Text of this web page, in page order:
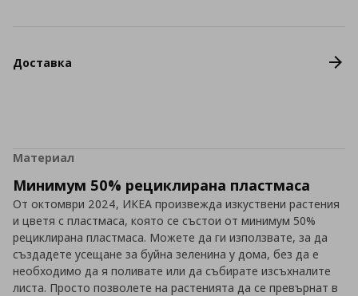
Доставка
Материал
Минимум 50% рециклирана пластмаса
От октомври 2024, ИКЕА произвежда изкуствени растения
и цветя с пластмаса, която се състои от минимум 50%
рециклирана пластмаса. Можете да ги използвате, за да
създадете усещане за буйна зеленина у дома, без да е
необходимо да я поливате или да събирате изсъхналите
листа. Просто позволете на растенията да се превърнат в